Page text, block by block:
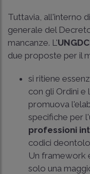
Tuttavia, all'interno
generale del
mancanze. L'
due proposte per il
si ritiene
con gli Ordini
promuova
specifiche per l'
professioni
codici
Un framework
solo una